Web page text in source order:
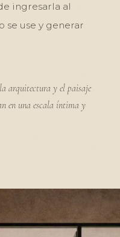
ingresarla al
se use y generar
arquitectura y el paisaje
en una escala íntima y